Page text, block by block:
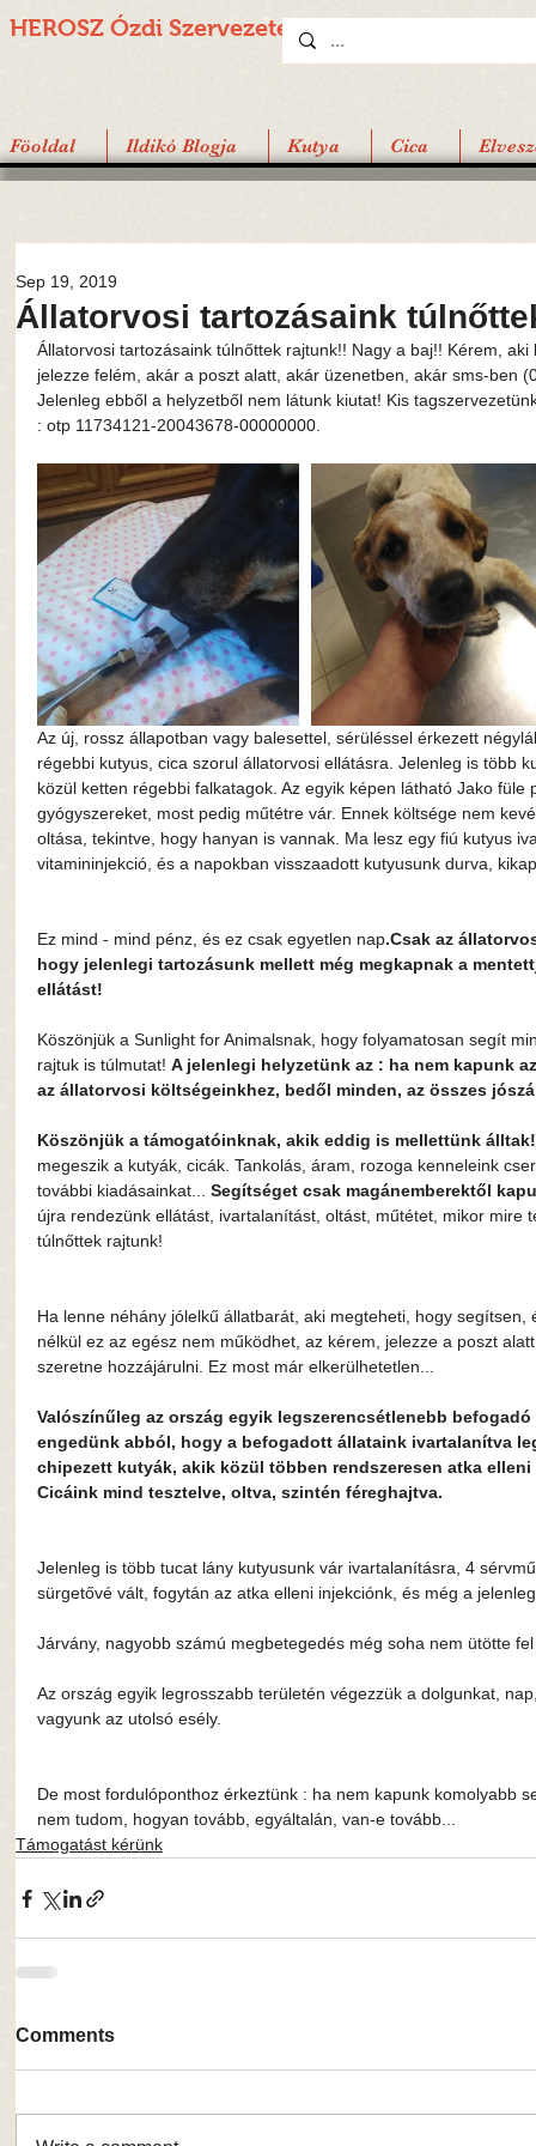
HEROSZ Ózdi Szervezete
Föoldal Ildikó Blogja Kutya Cica
Állatorvosi tartozásaink
Sep 19, 2019
Állatorvosi tartozásaink túlnőttek rajtunk!! Nagy a baj!! Kérem,
jelezze felém, akár a poszt alatt, akár üzenetben, akár sms-ben
Jelenleg ebből a helyzetből nem látunk kiutat! Kis
: otp 11734121-20043678-00000000.
Az új, rossz állapotban vagy balesettel, sérüléssel érkezett
régebbi kutyus, cica szorul állatorvosi ellátásra. Jelenleg is több
közül ketten régebbi falkatagok. Az egyik képen látható Jako
gyógyszereket, most pedig műtétre vár. Ennek költsége nem
oltása, tekintve, hogy hanyan is vannak. Ma lesz egy fiú kutyus
vitamininjekció, és a napokban visszaadott kutyusunk durva,
Ez mind - mind pénz, és ez csak egyetlen nap.Csak az
hogy jelenlegi tartozásunk mellett még megkapnak a
ellátást!
Köszönjük a Sunlight for Animalsnak, hogy folyamatosan segít
rajtuk is túlmutat! A jelenlegi helyzetünk az : ha nem kapunk
az állatorvosi költségeinkhez, bedől minden, az összes
Köszönjük a támogatóinknak, akik eddig is mellettünk
megeszik a kutyák, cicák. Tankolás, áram, rozoga kenneleink
további kiadásainkat... Segítséget csak magánemberektől
újra rendezünk ellátást, ivartalanítást, oltást, műtétet, mikor mire
túlnőttek rajtunk!
Ha lenne néhány jólelkű állatbarát, aki megteheti, hogy
nélkül ez az egész nem működhet, az kérem, jelezze a poszt
szeretne hozzájárulni. Ez most már elkerülhetetlen...
Valószínűleg az ország egyik legszerencsétlenebb
engedünk abból, hogy a befogadott állataink ivartalanítva
chipezett kutyák, akik közül többen rendszeresen atka
Cicáink mind tesztelve, oltva, szintén féreghajtva.
Jelenleg is több tucat lány kutyusunk vár ivartalanításra, 4
sürgetővé vált, fogytán az atka elleni injekciónk, és még a
Járvány, nagyobb számú megbetegedés még soha nem ütötte
Az ország egyik legrosszabb területén végezzük a dolgunkat,
vagyunk az utolsó esély.
De most fordulóponthoz érkeztünk : ha nem kapunk komolyabb
nem tudom, hogyan tovább, egyáltalán, van-e tovább...
Támogatást kérünk
Comments